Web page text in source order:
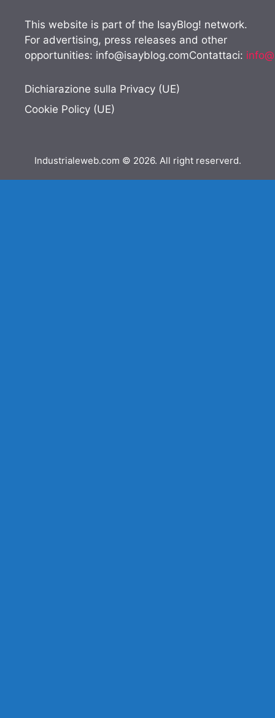
This website is part of the IsayBlog! network.
For advertising, press releases and other
opportunities: info@isayblog.comContattaci:
Dichiarazione sulla Privacy (UE)
Cookie Policy (UE)
Industrialeweb.com © 2026. All right reserverd.